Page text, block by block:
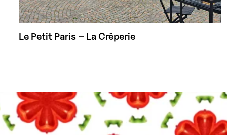
Le Petit Paris – La Crêperie